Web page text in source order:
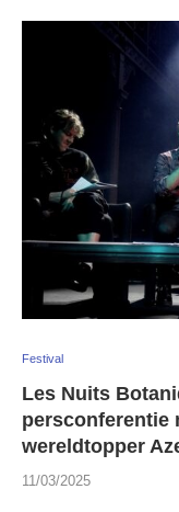
Festival
Les Nuits
persconferentie
wereldtopper
11/03/2025